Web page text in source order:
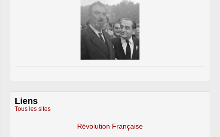
Liens
Tous les sites
Révolution Française